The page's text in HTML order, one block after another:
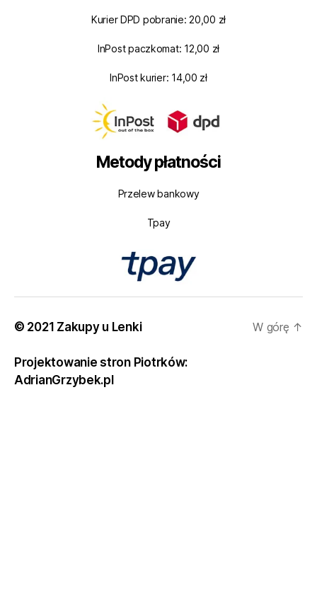
Kurier DPD pobranie: 20,00 zł
InPost paczkomat: 12,00 zł
InPost kurier: 14,00 zł
Metody płatności
Przelew bankowy
Tpay
© 2021 Zakupy u Lenki
Projektowanie stron Piotrków:
AdrianGrzybek.pl
W górę ↑